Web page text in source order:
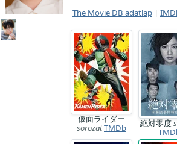
The Movie DB adatlap |
仮面ライダー
sorozatTMDb 絶対零度